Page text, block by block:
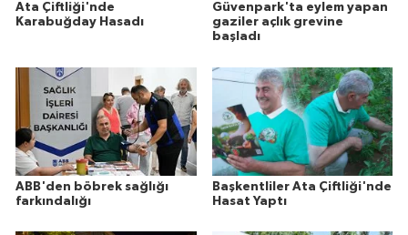
Ata Çiftliği'nde
Karabuğday Hasadı
Güvenpark'ta eylem yapan
gaziler açlık grevine
başladı
ABB'den böbrek sağlığı
farkındalığı
Başkentliler Ata Çiftliği'nde
Hasat Yaptı